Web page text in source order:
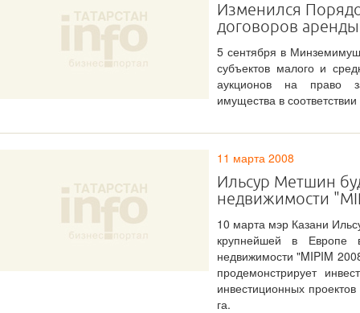
Изменился
договоров
5 сентября в
субъектов малого и
аукционов на право
имущества в
11 марта 2008
Ильсур Метшин
недвижимости
10 марта мэр Казани
крупнейшей в Европе
недвижимости "MIPIM
продемонстрирует
инвестиционных
га.